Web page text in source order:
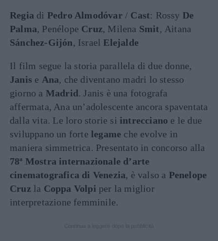
Regia di Pedro Almodóvar/ Cast: Rossy De
Palma, Penélope Cruz, Milena Smit, Aitana
Sánchez-Gijón, IsraelElejalde
Il film segue la storia parallela di due donne,
Janis e Ana, che diventano madri lo stesso
giorno a Madrid. Janis è una fotografa
affermata, Ana un’adolescente ancora spaventata
dalla vita. Le loro storie si intrecciano e le due
sviluppano un forte legame che evolve in
maniera simmetrica. Presentato in concorso alla
78ª Mostra internazionale d’arte
cinematografica di Venezia, è valso a Penelope
Cruz la Coppa Volpi per la miglior
interpretazione femminile.